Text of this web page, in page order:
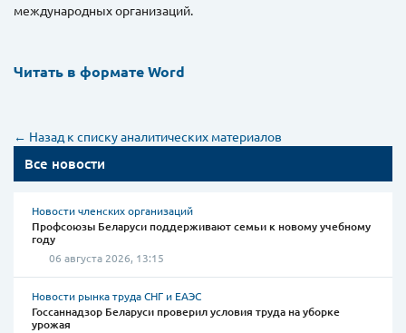
Все новости
Новости членских организаций
Профсоюзы Беларуси поддерживают семьи к новому учебному
году
06 августа 2026, 13:15
Новости рынка труда СНГ и ЕАЭС
Госсаннадзор Беларуси проверил условия труда на уборке
урожая
международных организаций.
Читать в формате Word
← Назад к списку аналитических материалов